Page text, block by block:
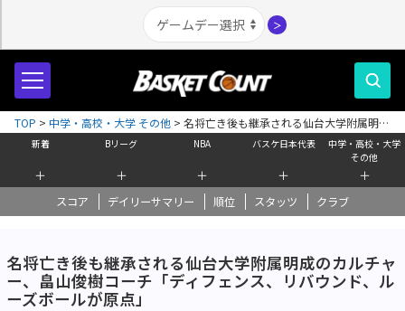
＞
新着
＋
Bリーグ
＋
NBA
＋
バスケ日本代表
＋
中学・高校・大学
その他
＋
スコア デイリーサマリー 順位 スタッツ クラブ
TOP > 中学・高校・大学 その他 > 名将亡き後も継承される仙台大学附属明成
のカルチャー、畠山俊樹コーチ「ディフェンス、リバウンド、ルーズボール
が原点」
名将亡き後も継承される仙台大学附属明成のカルチャ
ー、畠山俊樹コーチ「ディフェンス、リバウンド、ル
ーズボールが原点」